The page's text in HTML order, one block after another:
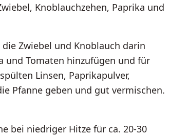
Knoblauchzehen, Paprika und
Zwiebel und Knoblauch darin
und Tomaten hinzufügen und für
Linsen, Paprikapulver,
Pfanne geben und gut vermischen.
bei niedriger Hitze für ca. 20-30